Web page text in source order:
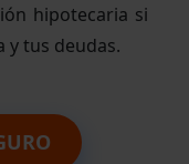
hipotecaria si
y tus deudas.